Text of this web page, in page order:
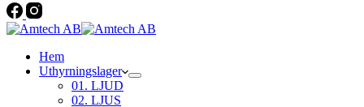
Hem
Uthyrningslager
01. LJUD
02. LJUS